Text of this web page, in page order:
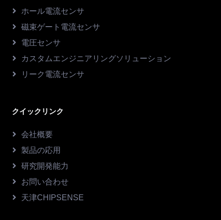
ホール電流センサ
磁束ゲート電流センサ
電圧センサ
カスタムエンジニアリングソリューション
リーク電流センサ
クイックリンク
会社概要
製品の応用
研究開発能力
お問い合わせ
天津CHIPSENSE